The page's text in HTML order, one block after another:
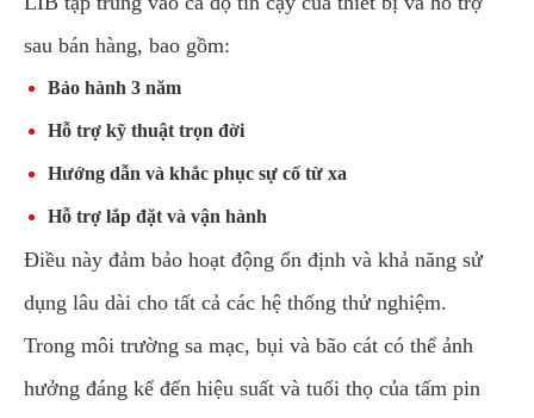
sau bán hàng, bao gồm:
Bảo hành 3 năm
Hỗ trợ kỹ thuật trọn đời
Hướng dẫn và khắc phục sự cố từ xa
Hỗ trợ lắp đặt và vận hành
Điều này đảm bảo hoạt động ổn định và khả năng sử
dụng lâu dài cho tất cả các hệ thống thử nghiệm.
Trong môi trường sa mạc, bụi và bão cát có thể ảnh
hưởng đáng kể đến hiệu suất và tuổi thọ của tấm pin